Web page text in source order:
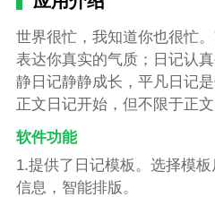
世界很忙，我知道你也很忙
表达你真实的气质；日记认
静日记静静成长，平凡日记
正文日记开始，但不限于正文
软件功能
1.提供了日记模板。选择模
信息，智能排版。